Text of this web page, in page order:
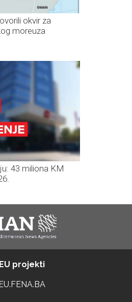
okvir za
moreuza
43 miliona KM
EU projekti